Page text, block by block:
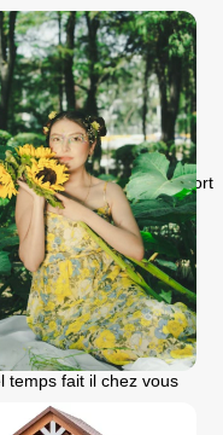
temps fait il chez vous